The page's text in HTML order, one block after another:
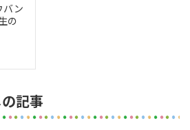
バン
の
記事